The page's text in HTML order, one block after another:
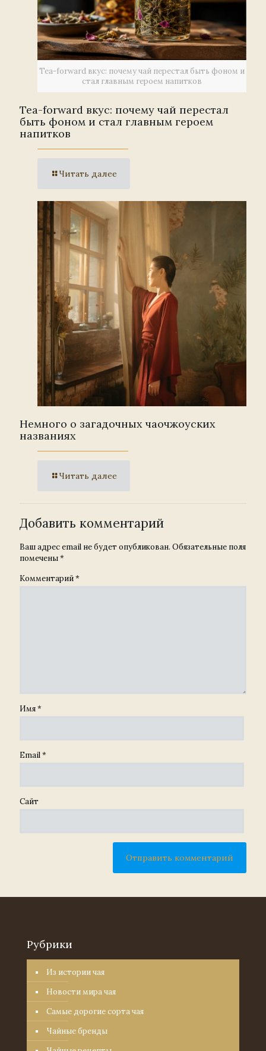
Tea-forward вкус: почему чай перестал быть фоном и
стал главным героем напитков
Tea-forward вкус: почему чай перестал
быть фоном и стал главным героем
напитков
Читать далее
Немного о загадочных чаочжоуских
названиях
Читать далее
Добавить комментарий
Ваш адрес email не будет опубликован. Обязательные поля
помечены*
Комментарий*
Имя*
Email*
Сайт
Рубрики
Из истории чая
Новости мира чая
Самые дорогие сорта чая
Чайные бренды